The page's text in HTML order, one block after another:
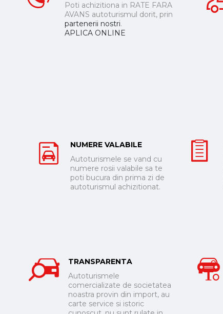
Poti achizitiona in RATE FARA
AVANS autoturismul dorit, prin
partenerii nostri.
APLICA ONLINE
NUMERE VALABILE
Autoturismele se vand cu
numere rosii valabile sa te
poti bucura din prima zi de
autoturismul achizitionat.
TRANSPARENTA
Autoturismele
comercializate de societatea
noastra provin din import, au
carte service si istoric